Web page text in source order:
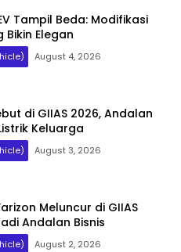
Tampil Beda: Modifikasi
Bikin Elegan
August 4, 2026
di GIIAS 2026, Andalan
Keluarga
August 3, 2026
Meluncur di GIIAS
Andalan Bisnis
August 2, 2026